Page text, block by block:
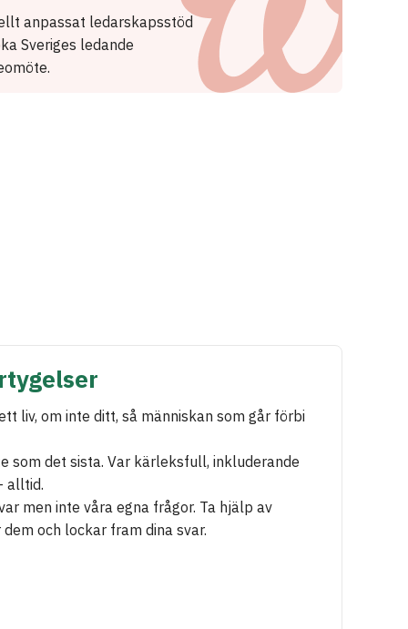
anpassat ledarskapsstöd
Sveriges ledande
liv, om inte ditt, så människan som går förbi
som det sista. Var kärleksfull, inkluderande
alltid.
men inte våra egna frågor. Ta hjälp av
och lockar fram dina svar.